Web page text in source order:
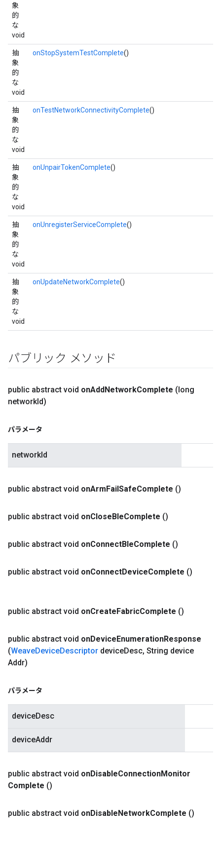
象
的
な
void
抽
象
的
な
void
onStopSystemTestComplete()
抽
象
的
な
void
onTestNetworkConnectivityComplete()
抽
象
的
な
void
onUnpairTokenComplete()
抽
象
的
な
void
onUnregisterServiceComplete()
抽
象
的
な
void
onUpdateNetworkComplete()
パブリック メソッド
public abstract void onAddNetworkComplete (long
networkId)
パラメータ
networkId
public abstract void onArmFailSafeComplete ()
public abstract void onCloseBleComplete ()
public abstract void onConnectBleComplete ()
public abstract void onConnectDeviceComplete ()
public abstract void onCreateFabricComplete ()
public abstract void onDeviceEnumerationResponse
(WeaveDeviceDescriptor deviceDesc, String device
Addr)
パラメータ
deviceDesc
deviceAddr
public abstract void onDisableConnectionMonitor
Complete ()
public abstract void onDisableNetworkComplete ()